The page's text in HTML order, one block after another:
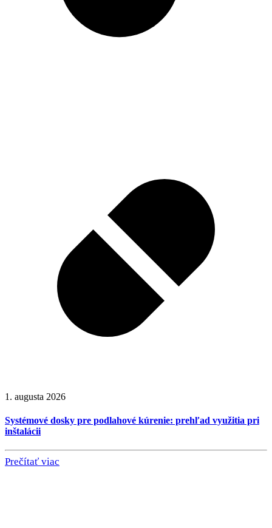
1. augusta 2026
Systémové dosky pre podlahové kúrenie: prehľad využitia pri
inštalácii
Prečítať viac